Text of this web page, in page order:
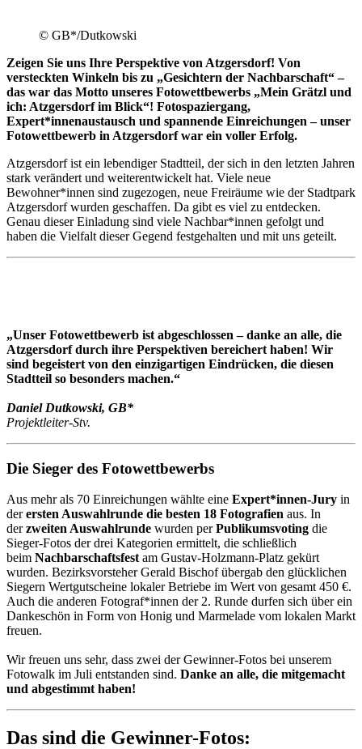
© GB*/Dutkowski
Zeigen Sie uns Ihre Perspektive von Atzgersdorf! Von
versteckten Winkeln bis zu „Gesichtern der Nachbarschaft“ –
das war das Motto unseres Fotowettbewerbs „Mein Grätzl und
ich: Atzgersdorf im Blick“! Fotospaziergang,
Expert*innenaustausch und spannende Einreichungen – unser
Fotowettbewerb in Atzgersdorf war ein voller Erfolg.
Atzgersdorf ist ein lebendiger Stadtteil, der sich in den letzten Jahren
stark verändert und weiterentwickelt hat. Viele neue
Bewohner*innen sind zugezogen, neue Freiräume wie der Stadtpark
Atzgersdorf wurden geschaffen. Da gibt es viel zu entdecken.
Genau dieser Einladung sind viele Nachbar*innen gefolgt und
haben die Vielfalt dieser Gegend festgehalten und mit uns geteilt.
„Unser Fotowettbewerb ist abgeschlossen – danke an alle, die
Atzgersdorf durch ihre Perspektiven bereichert haben! Wir
sind begeistert von den einzigartigen Eindrücken, die diesen
Stadtteil so besonders machen.“
Daniel Dutkowski, GB*
Projektleiter-Stv.
Die Sieger des Fotowettbewerbs
Aus mehr als 70 Einreichungen wählte eine Expert*innen-Jury in
derersten Auswahlrunde die besten 18 Fotografien aus. In
derzweiten Auswahlrunde wurden perPublikumsvoting die
Sieger-Fotos der drei Kategorien ermittelt, die schließlich
beim Nachbarschaftsfest am Gustav-Holzmann-Platz gekürt
wurden. Bezirksvorsteher Gerald Bischof übergab den glücklichen
Siegern Wertgutscheine lokaler Betriebe im Wert von gesamt 450 €.
Auch die anderen Fotograf*innen der 2. Runde durfen sich über ein
Dankeschön in Form von Honig und Marmelade vom lokalen Markt
freuen.
Wir freuen uns sehr, dass zwei der Gewinner-Fotos bei unserem
Fotowalk im Juli entstanden sind. Danke an alle, die mitgemacht
und abgestimmt haben!
Das sind die Gewinner-Fotos: